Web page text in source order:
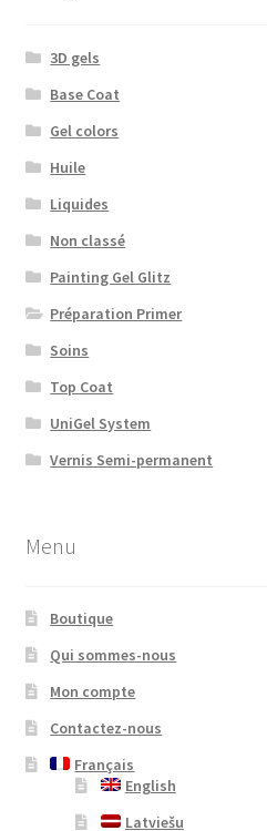
3D gels
Base Coat
Gel colors
Huile
Liquides
Non classé
Painting Gel Glitz
Préparation Primer
Soins
Top Coat
UniGel System
Vernis Semi-permanent
Menu
Boutique
Qui sommes-nous
Mon compte
Contactez-nous
Français
English
Latviešu